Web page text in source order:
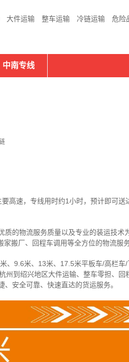
大件运输 整车运输 冷链运输 危险
中南专线
要高速，专线用时约1小时，预计即可送
质的物流服务质量以及专业的装运技术
搬厂、回程车调用等全方位的物流服务
、9.6米、13米、17.5米平板车/高栏车/
州到绍兴地区大件运输、整车零担、回
安全可靠、快速直达的货运服务。